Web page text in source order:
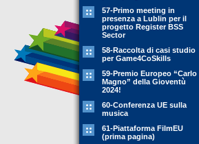
57-Primo meeting in
presenza a Lublin per il
progetto Register BSS
Sector
58-Raccolta di casi studio
per Game4CoSkills
59-Premio Europeo “Carlo
Magno” della Gioventù
2024!
60-Conferenza UE sulla
musica
61-Piattaforma FilmEU
(prima pagina)